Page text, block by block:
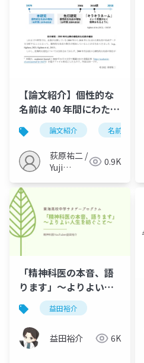
【論文紹介】個性的な
名前は 40 年間にわたっ
て増加している - 日本
の名前研究を進めるこ
との難しさとその解決
方法（Ogihara & Ito,
2022, CRESP）
論文紹介 名前
荻原祐二 /
Yuji
0.9K
「精神科医の本音、語
ります」～よりよい人
生を紡ぐということ～
(1)
益田裕介
益田裕介 6K